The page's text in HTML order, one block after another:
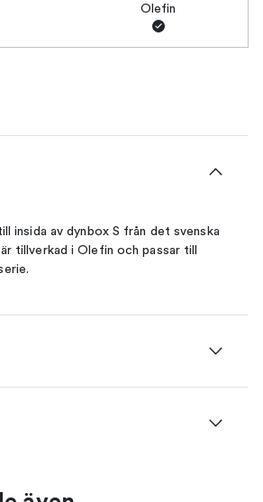
Olefin
insida av dynbox S från det svenska
tillverkad i Olefin och passar till